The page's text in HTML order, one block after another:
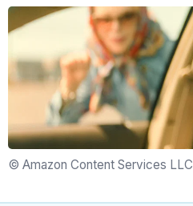
© Amazon Content Services LLC